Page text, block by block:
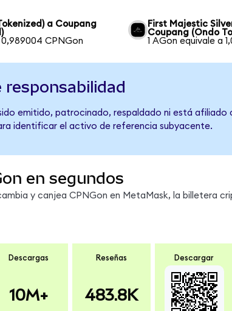
a Coupang
0,989004 CPNGon
First Majestic
Coupang (Ondo
1 AGon equivale a
responsabilidad
emitido, patrocinado, respaldado ni está
identificar el activo de referencia subyacente.
en segundos
y canjea CPNGon en MetaMask, la billetera
Descargas
10M+
Reseñas
483.8K
Descargar